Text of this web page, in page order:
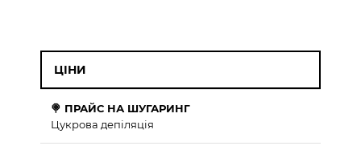
ЦІНИ
🍭 ПРАЙС НА ШУГАРИНГ
Цукрова депіляція